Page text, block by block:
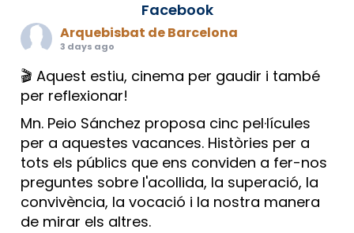
Facebook
Arquebisbat de Barcelona
3 days ago
🎬 Aquest estiu, cinema per gaudir i també
per reflexionar!
Mn. Peio Sánchez proposa cinc pel·lícules
per a aquestes vacances. Històries per a
tots els públics que ens conviden a fer-nos
preguntes sobre l'acollida, la superació, la
convivència, la vocació i la nostra manera
de mirar els altres.